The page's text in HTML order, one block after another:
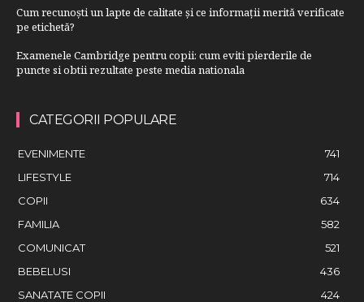
Cum recunoști un lapte de calitate și ce informații merită verificate
pe etichetă?
Examenele Cambridge pentru copii: cum eviti pierderile de
puncte si obtii rezultate peste media nationala
CATEGORII POPULARE
EVENIMENTE
741
LIFESTYLE
714
COPII
634
FAMILIA
582
COMUNICAT
521
BEBELUSI
436
SANATATE COPII
424